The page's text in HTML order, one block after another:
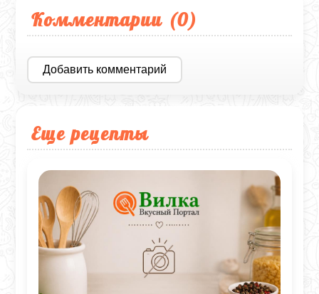
Комментарии (0)
Добавить комментарий
Еще рецепты